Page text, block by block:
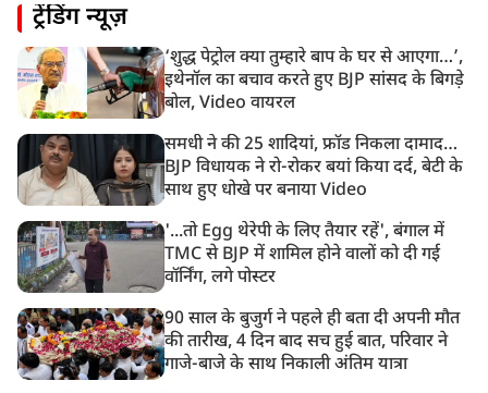
गुजरात में आज से होती तिरंगा यात्रा की शुरुआत, शासन से
10:39 AM
रांची में छात्रों का विधानसभा मार्च शुरू, BJP ने भी CM आवास
घेरा
ट्रेंडिंग न्यूज़
‘शुद्ध पेट्रोल क्या तुम्हारे बाप के घर से आएगा…’,
इथेनॉल का बचाव करते हुए BJP सांसद के बिगड़े
बोल, Video वायरल
समधी ने की 25 शादियां, फ्रॉड निकला दामाद…
BJP विधायक ने रो-रोकर बयां किया दर्द, बेटी के
साथ हुए धोखे पर बनाया Video
'...तो Egg थेरेपी के लिए तैयार रहें', बंगाल में
TMC से BJP में शामिल होने वालों को दी गई
वॉर्निंग, लगे पोस्टर
90 साल के बुजुर्ग ने पहले ही बता दी अपनी मौत
की तारीख, 4 दिन बाद सच हुई बात, परिवार ने
गाजे-बाजे के साथ निकाली अंतिम यात्रा